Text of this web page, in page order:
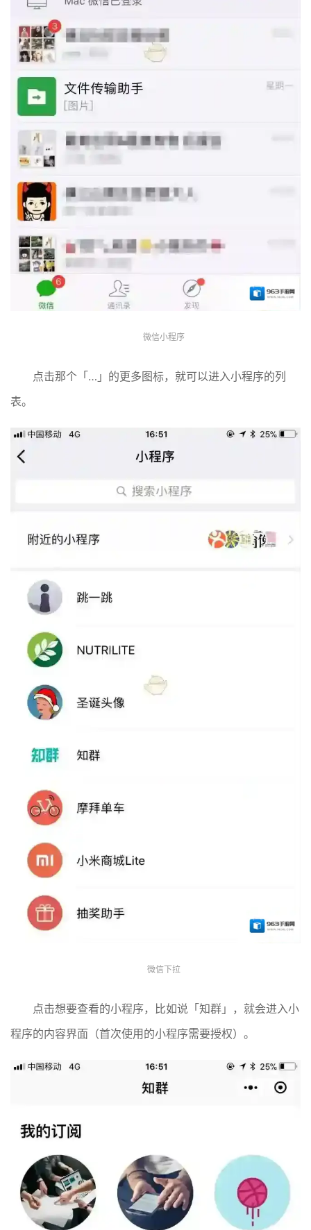
微信小程序
点击那个「…」的更多图标，就可以进入小程序的列
表。
微信下拉
点击想要查看的小程序，比如说「知群」，就会进入小
程序的内容界面（首次使用的小程序需要授权）。